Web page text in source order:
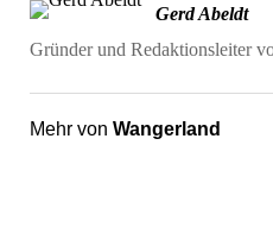
Gerd Abeldt
Gründer und Redaktionsleiter
Mehr von Wangerland